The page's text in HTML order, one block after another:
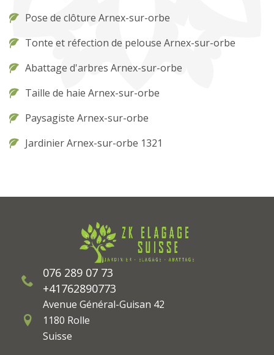
Pose de clôture Arnex-sur-orbe
Tonte et réfection de pelouse Arnex-sur-orbe
Abattage d'arbres Arnex-sur-orbe
Taille de haie Arnex-sur-orbe
Paysagiste Arnex-sur-orbe
Jardinier Arnex-sur-orbe 1321
076 289 07 73
+41762890773
Avenue Général-Guisan 42
1180 Rolle
Suisse